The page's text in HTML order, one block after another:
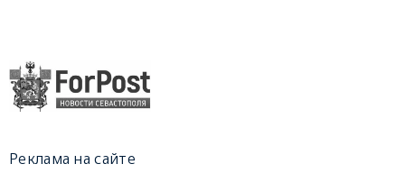
Реклама на сайте